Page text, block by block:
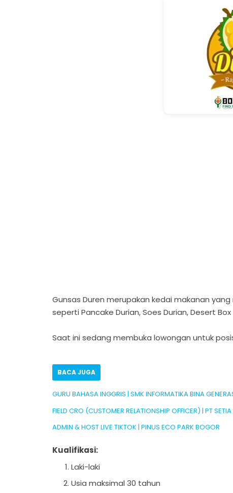
Gunsas Duren merupakan kedai makanan
seperti Pancake Durian, Soes Durian, Desert Box
Saat ini sedang membuka lowongan untuk
BACA JUGA
GURU BAHASA INGGRIS | SMK INFORMATIKA BINA
FIELD CRO (CUSTOMER RELATIONSHIP OFFICER) | PT
ADMIN & HOST LIVE TIKTOK | PINUS ECO PARK BOGOR
Kualifikasi:
Laki-laki
Usia maksimal 30 tahun